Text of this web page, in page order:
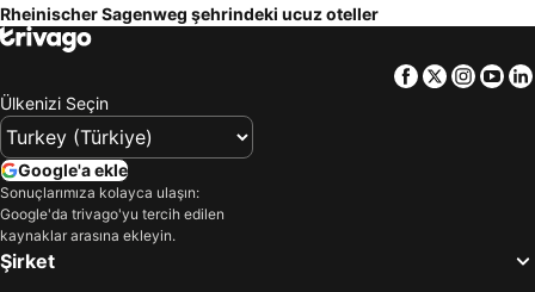
Mercure Hotel Koeln West
Hilton Cologne
a&o Düsseldorf Hauptbahnhof
Holiday Inn Express Dusseldorf - City North By Ihg
Holiday Inn - The Niu, Mill Cologne MÜlheim By Ihg
Hampton By Hilton Düsseldorf City Centre
H2 Hotel Düsseldorf City
Opera Hotel Köln
ibis Koeln Centrum
Rheinischer Sagenweg şehrindeki ucuz oteller
Facebook
Twitter
Ülkenizi Seçin
Google'a ekle
Sonuçlarımıza kolayca ulaşın:
Google'da trivago'yu tercih edilen
kaynaklar arasına ekleyin.
Şirket